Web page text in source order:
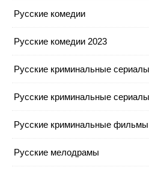
Русские комедии
Русские комедии 2023
Русские криминальные сериалы
Русские криминальные
Русские криминальные фильмы
Русские мелодрамы